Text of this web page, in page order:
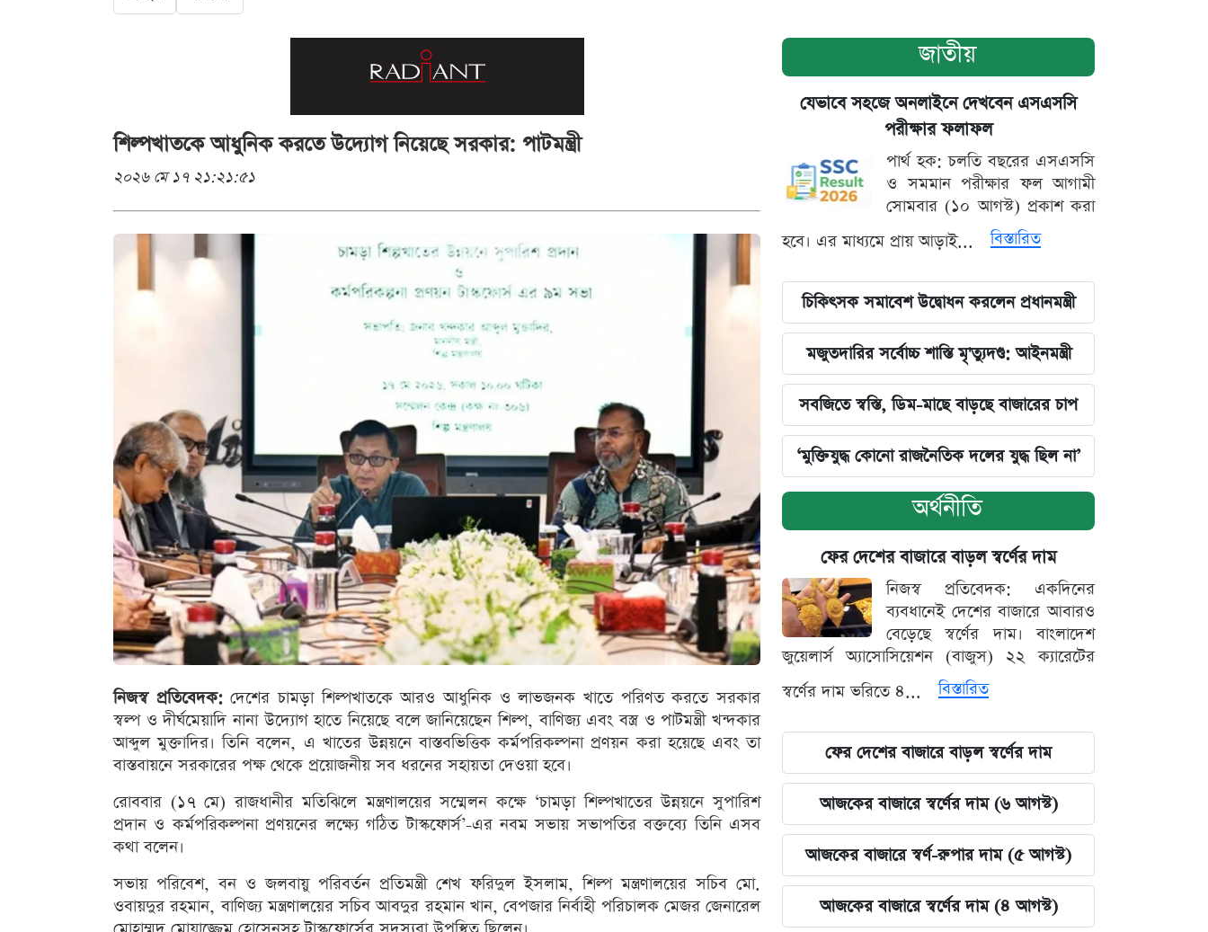
শিল্পখাতকে আধুনিক করতে উদ্যোগ নিয়েছে সরকার: পাটমন্ত্রী
২০২৬ মে ১৭ ২১:২১:৫১
নিজস্ব প্রতিবেদক:দেশের চামড়া শিল্পখাতকে আরও আধুনিক ও লাভজনক খাতে পরিণত করতে সরকার
স্বল্প ও দীর্ঘমেয়াদি নানা উদ্যোগ হাতে নিয়েছে বলে জানিয়েছেন শিল্প, বাণিজ্য এবং বস্ত্র ও পাটমন্ত্রী খন্দকার
আব্দুল মুক্তাদির। তিনি বলেন, এ খাতের উন্নয়নে বাস্তবভিত্তিক কর্মপরিকল্পনা প্রণয়ন করা হয়েছে এবং তা
বাস্তবায়নে সরকারের পক্ষ থেকে প্রয়োজনীয় সব ধরনের সহায়তা দেওয়া হবে।
রোববার (১৭ মে) রাজধানীর মতিঝিলে মন্ত্রণালয়ের সম্মেলন কক্ষে ‘চামড়া শিল্পখাতের উন্নয়নে সুপারিশ
প্রদান ও কর্মপরিকল্পনা প্রণয়নের লক্ষ্যে গঠিত টাস্কফোর্স’-এর নবম সভায় সভাপতির বক্তব্যে তিনি এসব
কথা বলেন।
সভায় পরিবেশ, বন ও জলবায়ু পরিবর্তন প্রতিমন্ত্রী শেখ ফরিদুল ইসলাম, শিল্প মন্ত্রণালয়ের সচিব মো.
ওবায়দুর রহমান, বাণিজ্য মন্ত্রণালয়ের সচিব আবদুর রহমান খান, বেপজার নির্বাহী পরিচালক মেজর জেনারেল
জাতীয়
যেভাবে সহজে অনলাইনে দেখবেন এসএসসি
পরীক্ষার ফলাফল
পার্থ হক: চলতি বছরের এসএসসি
ও সমমান পরীক্ষার ফল আগামী
সোমবার (১০ আগস্ট) প্রকাশ করা
হবে। এর মাধ্যমে প্রায় আড়াই...
বিস্তারিত
চিকিৎসক সমাবেশ উদ্বোধন করলেন প্রধানমন্ত্রী
মজুতদারির সর্বোচ্চ শাস্তি মৃ'ত্যুদণ্ড: আইনমন্ত্রী
সবজিতে স্বস্তি, ডিম-মাছে বাড়ছে বাজারের চাপ
‘মুক্তিযুদ্ধ কোনো রাজনৈতিক দলের যুদ্ধ ছিল না’
অর্থনীতি
ফের দেশের বাজারে বাড়ল স্বর্ণের দাম
নিজস্ব প্রতিবেদক: একদিনের
ব্যবধানেই দেশের বাজারে আবারও
বেড়েছে স্বর্ণের দাম। বাংলাদেশ
জুয়েলার্স অ্যাসোসিয়েশন (বাজুস) ২২ ক্যারেটের
স্বর্ণের দাম ভরিতে ৪...
বিস্তারিত
ফের দেশের বাজারে বাড়ল স্বর্ণের দাম
আজকের বাজারে স্বর্ণের দাম (৬ আগস্ট)
আজকের বাজারে স্বর্ণ-রুপার দাম (৫ আগস্ট)
আজকের বাজারে স্বর্ণের দাম (৪ আগস্ট)